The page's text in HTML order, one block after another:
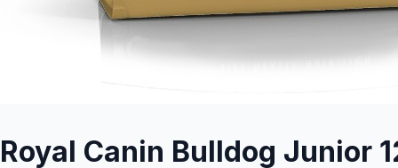
Royal Canin Bulldog Junior